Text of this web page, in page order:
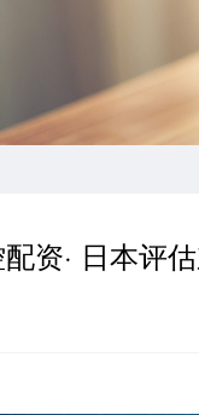
资· 日本评